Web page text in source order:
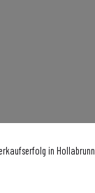
in Hollabrunn